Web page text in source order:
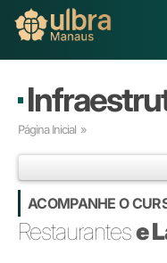
Buscar
Graduação
Página Inicial »
ACOMPANHE O
Restaurantese